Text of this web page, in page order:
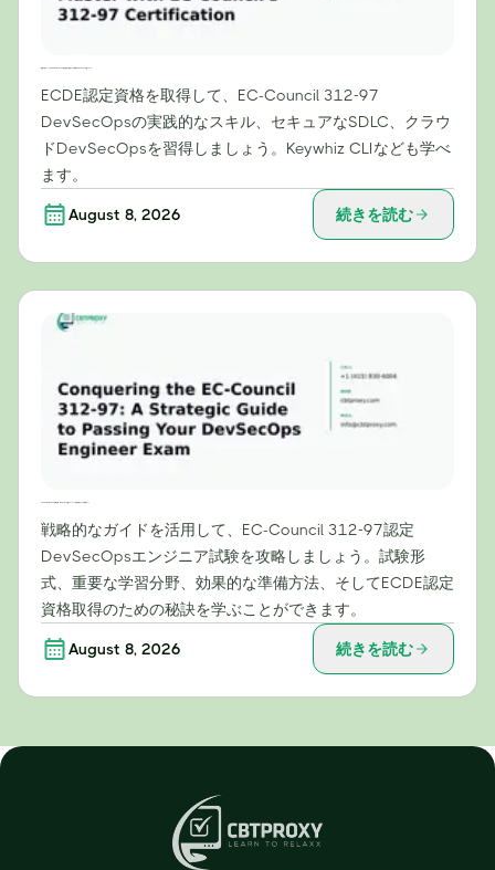
ECDE認定資格を取得して、EC-Council 312-97
DevSecOpsの実践的なスキル、セキュアなSDLC、クラウ
ドDevSecOpsを習得しましょう。Keywhiz CLIなども学べ
ます。
August 8, 2026 続きを読む
戦略的なガイドを活用して、EC-Council 312-97認定
DevSecOpsエンジニア試験を攻略しましょう。試験形
式、重要な学習分野、効果的な準備方法、そしてECDE認定
資格取得のための秘訣を学ぶことができます。
August 8, 2026 続きを読む